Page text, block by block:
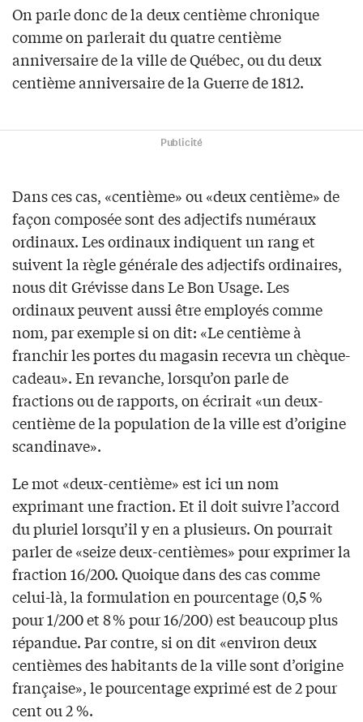
On parle donc de la deux centième chronique
comme on parlerait du quatre centième
anniversaire de la ville de Québec, ou du deux
centième anniversaire de la Guerre de 1812.
Publicité
Dans ces cas, «centième» ou «deux centième» de
façon composée sont des adjectifs numéraux
ordinaux. Les ordinaux indiquent un rang et
suivent la règle générale des adjectifs ordinaires,
nous dit Grévisse dans Le Bon Usage. Les
ordinaux peuvent aussi être employés comme
nom, par exemple si on dit: «Le centième à
franchir les portes du magasin recevra un chèque-
cadeau». En revanche, lorsqu’on parle de
fractions ou de rapports, on écrirait «un deux-
centième de la population de la ville est d’origine
scandinave».
Le mot «deux-centième» est ici un nom
exprimant une fraction. Et il doit suivre l’accord
du pluriel lorsqu’il y en a plusieurs. On pourrait
parler de «seize deux-centièmes» pour exprimer la
fraction 16/200. Quoique dans des cas comme
celui-là, la formulation en pourcentage (0,5 %
pour 1/200 et 8 % pour 16/200) est beaucoup plus
répandue. Par contre, si on dit «environ deux
centièmes des habitants de la ville sont d’origine
française», le pourcentage exprimé est de 2 pour
cent ou 2 %.